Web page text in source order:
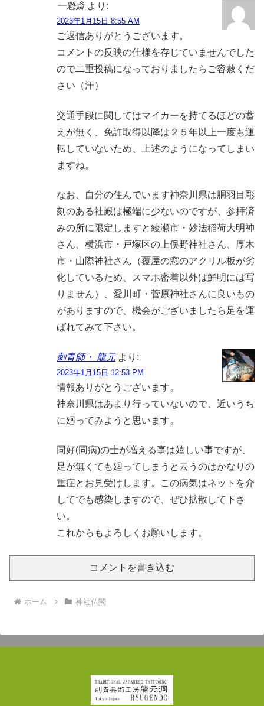
一魁斎 より:
2023年1月15日 8:55 AM
ご返信ありがとうございます。
コメントの反映の仕様を存じていませんでした
ので二重投稿になっておりましたらご容赦くだ
さい（汗）
交通手段に関してはマイカーを持てるほどの蓄
えが無く、免許取得以降は２５年以上一度も運
転していないため、上述のようになってしまい
ますね。
なお、自分の住んでいます神奈川県は胴羽目彫
刻のある社殿は極端に少ないのですが、参拝済
みの所に限定しますと綾瀬市・妙法稲荷大明神
さん、横浜市・戸塚区の上俣野神社さん、厚木
市・山際神社さん（覆屋の窓のアクリル板が劣
化しているため、スマホ密着以外は鮮明には写
りません）、愛川町・菅原神社さんに良いもの
がありますので、機会がございましたら足を運
ばれてみて下さい。
刺青師・ 龍元 より:
2023年1月15日 12:53 PM
情報ありがとうございます。
神奈川県はあまり行っていないので、近いうち
に廻ってみようと思います。
同好(同病)の士が増える事は嬉しい事ですが、
足が無くても廻ってしまうと云うのはかなりの
重症とお見受けします。この病気はネットを介
してでも感染しますので、ぜひ拡散して下さ
い。
これからもよろしくお願いします。
コメントを書き込む
ホーム 神社仏閣